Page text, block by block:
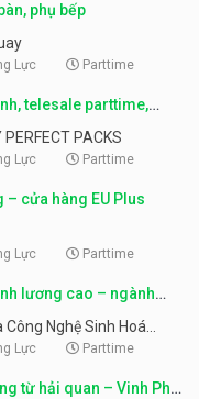
phụ bếp
Lực Parttime
telesale parttime,
PACKS
Lực Parttime
– cửa hàng EU Plus
Lực Parttime
lương cao – ngành
Công Nghệ Sinh Hoá
Lực Parttime
từ hải quan – Vinh Phát